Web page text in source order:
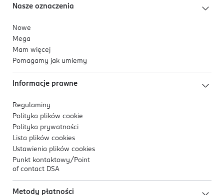
Nasze oznaczenia
Nowe
Mega
Mam więcej
Pomagamy jak umiemy
Informacje prawne
Regulaminy
Polityka plików cookie
Polityka prywatności
Lista plików cookies
Ustawienia plików cookies
Punkt kontaktowy/ Point
of contact DSA
Metody płatności